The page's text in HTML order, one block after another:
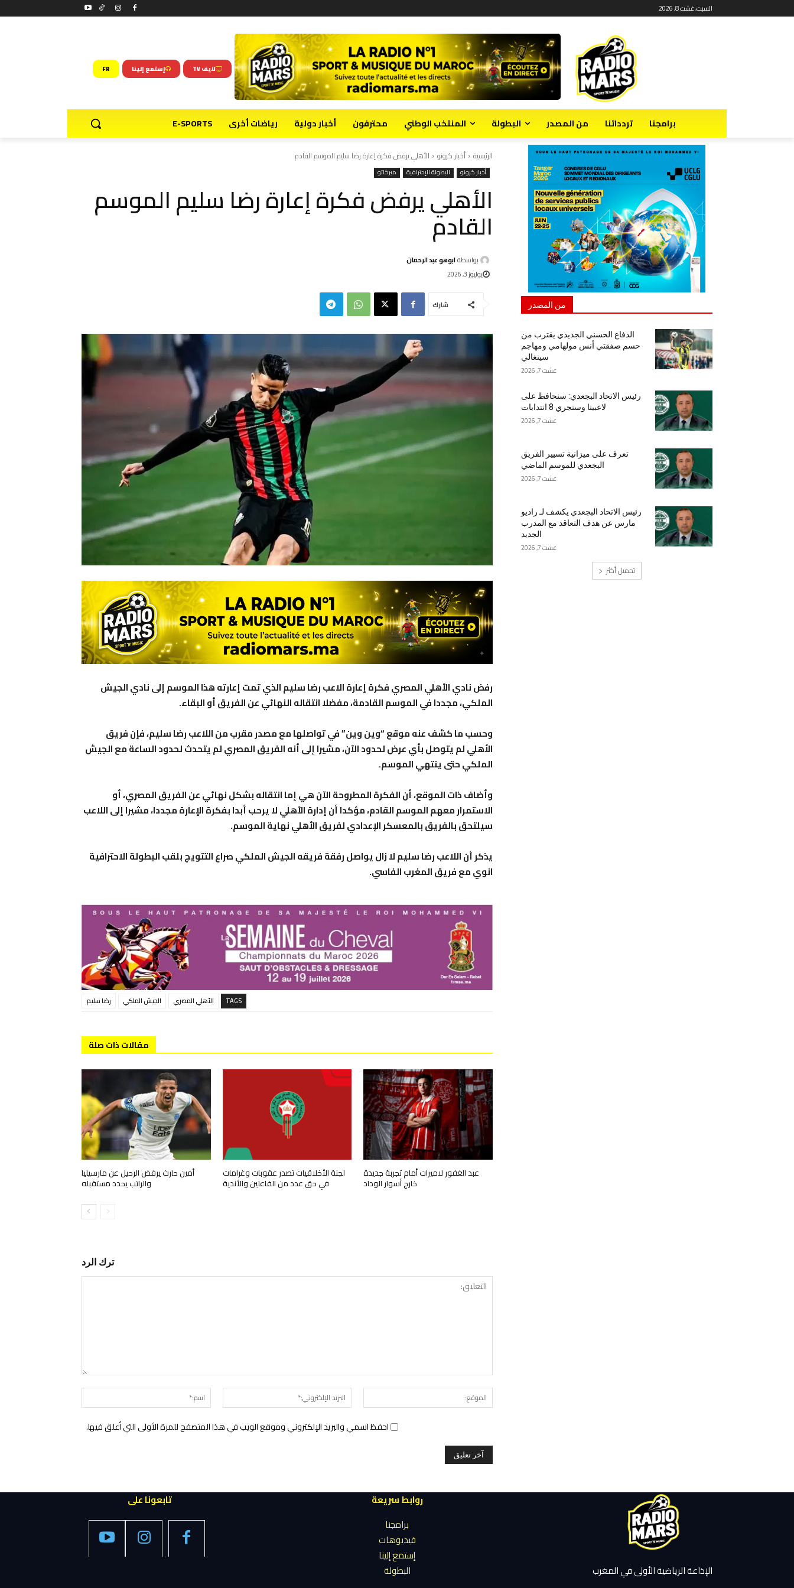
السبت, غشت 8, 2026
لايف TV إستمع إلينا FR
برامجنا تردداتنا من المصدر البطولة المنتخب الوطني محترفون أخبار دولية رياضات أخرى E-SPORTS
الرئيسية أخبار كرونو الأهلي يرفض فكرة إعارة رضا سليم الموسم القادم
أخبار كرونو البطولة الإحترافية ميركاتو
الأهلي يرفض فكرة إعارة رضا سليم الموسم
القادم
بواسطةابوهو عبد الرحمان
يوليوز 3, 2026
شارك
رفض نادي الأهلي المصري فكرة إعارة الاعب رضا سليم الذي تمت إعارته هذا الموسم إلى نادي الجيش
الملكي، مجددا في الموسم القادمة، مفضلا انتقاله النهائي عن الفريق أو البقاء.
وحسب ما كشف عنه موقع “وين وين” في تواصلها مع مصدر مقرب من اللاعب رضا سليم، فإن فريق
الأهلي لم يتوصل بأي عرض لحدود الآن، مشيرا إلى أنه الفريق المصري لم يتحدث لحدود الساعة مع الجيش
الملكي حتى ينتهي الموسم.
وأضاف ذات الموقع، أن الفكرة المطروحة الآن هي إما انتقاله بشكل نهائي عن الفريق المصري، أو
الاستمرار معهم الموسم القادم، مؤكدا أن إدارة الأهلي لا يرحب أبدا بفكرة الإعارة مجددا، مشيرا إلى اللاعب
سيلتحق بالفريق بالمعسكر الإعدادي لفريق الأهلي نهاية الموسم.
يذكر أن اللاعب رضا سليم لا زال يواصل رفقة فريقه الجيش الملكي صراع التتويج بلقب البطولة الاحترافية
انوي مع فريق المغرب الفاسي.
TAGS الأهلي المصري الجيش الملكي رضا سليم
مقالات ذات صلة
عبد الغفور لاميرات أمام تجربة جديدة
خارج أسوار الوداد
لجنة الأخلاقيات تصدر عقوبات وغرامات
في حق عدد من الفاعلين والأندية
أمين حارث يرفض الرحيل عن مارسيليا
والراتب يحدد مستقبله
ترك الرد
التعليق:
اسم:*
البريد
الإلكتروني:*
الموقع:
احفظ اسمي والبريد الإلكتروني وموقع الويب في هذا المتصفح للمرة الأولى التي أعلق فيها.
من المصدر
الدفاع الحسني الجديدي يقترب من
حسم صفقتي أنس مولهامي ومهاجم
سينغالي
غشت 7, 2026
رئيس الاتحاد البجعدي: سنحافظ على
لاعبينا وسنجري 8 انتدابات
غشت 7, 2026
تعرف على ميزانية تسيير الفريق
البجعدي للموسم الماضي
غشت 7, 2026
رئيس الاتحاد البجعدي يكشف لـ راديو
مارس عن هدف التعاقد مع المدرب
الجديد
غشت 7, 2026
تحميل أكثر
تابعونا على
روابط سريعة
برامجنا
فيديوهات
إستمع إلينا
البطولة
الإذاعة الرياضية الأولى في المغرب